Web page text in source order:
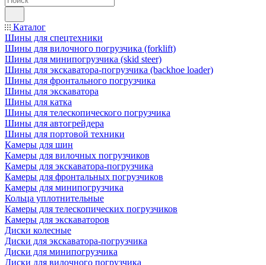
Каталог
Шины для спецтехники
Шины для вилочного погрузчика (forklift)
Шины для минипогрузчика (skid steer)
Шины для экскаватора-погрузчика (backhoe loader)
Шины для фронтального погрузчика
Шины для экскаватора
Шины для катка
Шины для телескопического погрузчика
Шины для автогрейдера
Шины для портовой техники
Камеры для шин
Камеры для вилочных погрузчиков
Камеры для экскаватора-погрузчика
Камеры для фронтальных погрузчиков
Камеры для минипогрузчика
Кольца уплотнительные
Камеры для телескопических погрузчиков
Камеры для экскаваторов
Диски колесные
Диски для экскаватора-погрузчика
Диски для минипогрузчика
Диски для вилочного погрузчика